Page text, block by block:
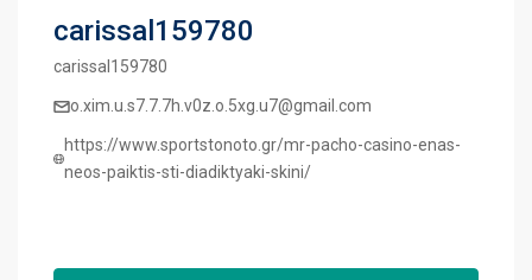
carissal159780
carissal159780
o.xim.u.s7.7.7h.v0z.o.5xg.u7@gmail.com
https://www.sportstonoto.gr/mr-pacho-casino-enas-
neos-paiktis-sti-diadiktyaki-skini/